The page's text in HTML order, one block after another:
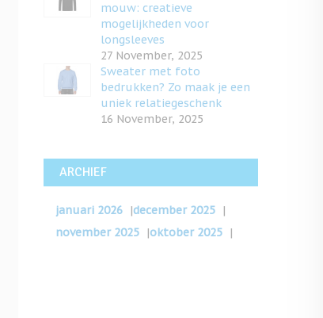
mouw: creatieve
mogelijkheden voor
longsleeves
27 November, 2025
Sweater met foto
bedrukken? Zo maak je een
uniek relatiegeschenk
16 November, 2025
ARCHIEF
januari 2026 |december 2025 |
november 2025 |oktober 2025 |